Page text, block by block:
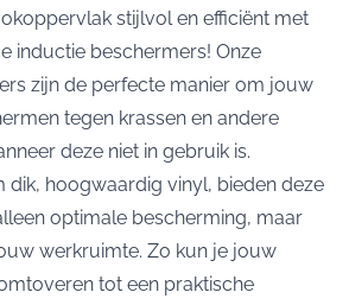
stijlvol en efficiënt met
inductie beschermers! Onze
zijn de perfecte manier om jouw
tegen krassen en andere
deze niet in gebruik is.
dik, hoogwaardig vinyl, bieden deze
optimale bescherming, maar
werkruimte. Zo kun je jouw
tot een praktische